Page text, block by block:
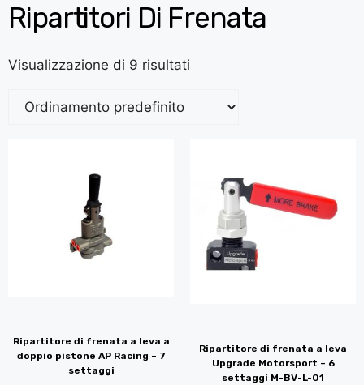
Ripartitori Di Frenata
Visualizzazione di 9 risultati
Ripartitore di frenata a leva a
doppio pistone AP Racing – 7
settaggi
Ripartitore di frenata a leva
Upgrade Motorsport – 6
settaggi M-BV-L-01